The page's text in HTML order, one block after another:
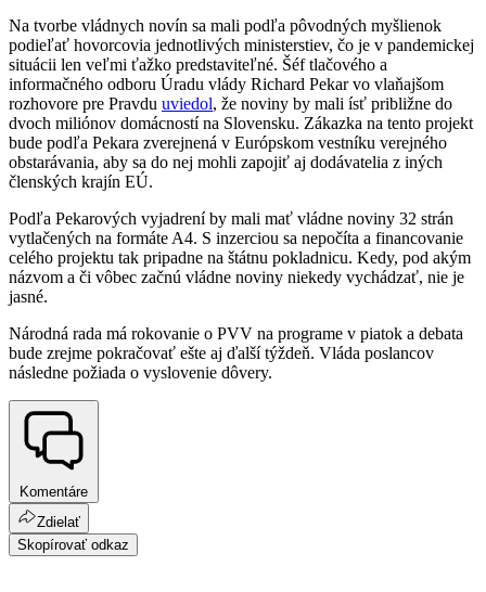
Na tvorbe vládnych novín sa mali podľa pôvodných myšlienok
podieľať hovorcovia jednotlivých ministerstiev, čo je v pandemickej
situácii len veľmi ťažko predstaviteľné. Šéf tlačového a
informačného odboru Úradu vlády Richard Pekar vo vlaňajšom
rozhovore pre Pravdu uviedol, že noviny by mali ísť približne do
dvoch miliónov domácností na Slovensku. Zákazka na tento projekt
bude podľa Pekara zverejnená v Európskom vestníku verejného
obstarávania, aby sa do nej mohli zapojiť aj dodávatelia z iných
členských krajín EÚ.
Podľa Pekarových vyjadrení by mali mať vládne noviny 32 strán
vytlačených na formáte A4. S inzerciou sa nepočíta a financovanie
celého projektu tak pripadne na štátnu pokladnicu. Kedy, pod akým
názvom a či vôbec začnú vládne noviny niekedy vychádzať, nie je
jasné.
Národná rada má rokovanie o PVV na programe v piatok a debata
bude zrejme pokračovať ešte aj ďalší týždeň. Vláda poslancov
následne požiada o vyslovenie dôvery.
Komentáre
Zdielať
Skopírovať odkaz